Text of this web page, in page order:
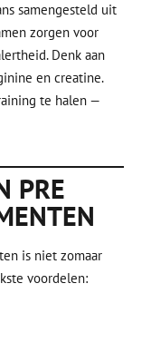
samengesteld uit
zorgen voor
Denk aan
en creatine.
te halen —
PRE
is niet zomaar
voordelen: